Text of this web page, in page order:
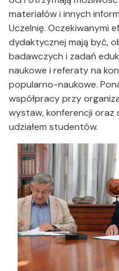
materiałów i innych
Uczelnię. Oczekiwanymi
dydaktycznej mają być,
badawczych i zadań
naukowe i referaty na
popularno-naukowe.
współpracy przy
wystaw, konferencji oraz
udziałem studentów.